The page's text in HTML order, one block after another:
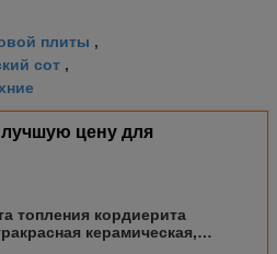
плиты ,
сот ,
цену для
топления кордиерита
керамическая,